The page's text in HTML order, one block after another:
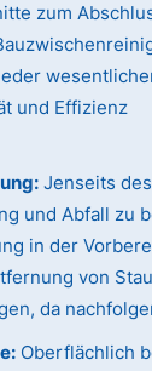
zum
und Effizienz
Jenseits des
und Abfall zu
in der
von
da
Oberflächlich